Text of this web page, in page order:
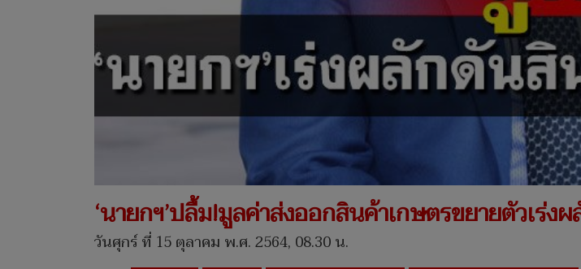
‘นายกฯ’ปลื้ม!มูลค่าส่งออกสินค้าเกษตรขยายตัวเร่ง
วันศุกร์ ที่ 15 ตุลาคม พ.ศ. 2564, 08.30 น.